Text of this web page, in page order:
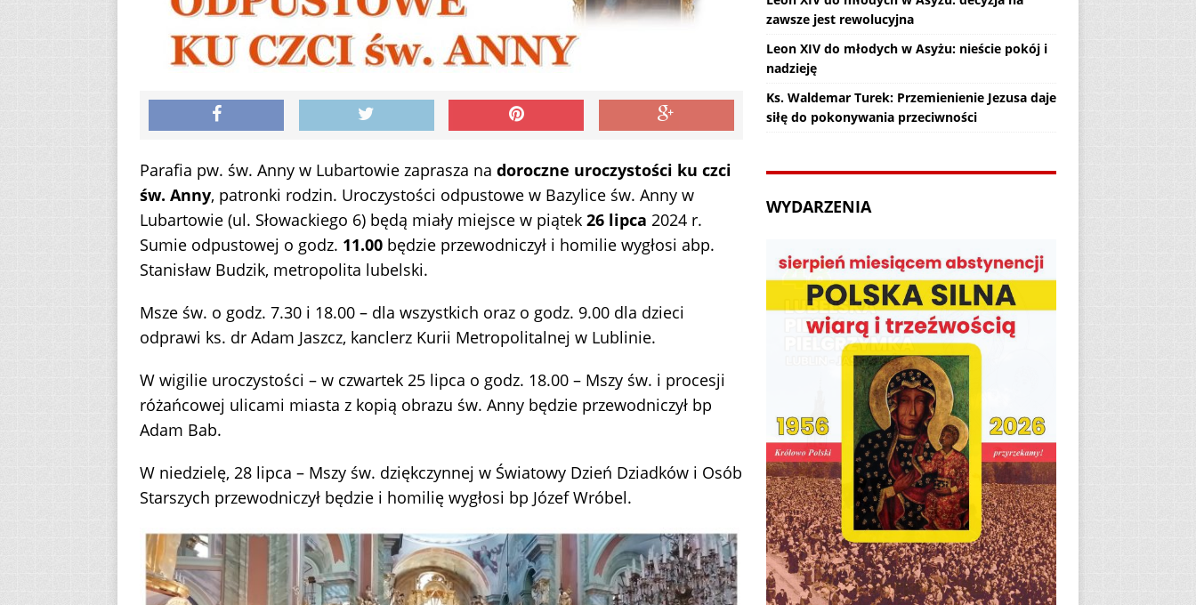
Parafia pw. św. Anny w Lubartowie zaprasza na doroczne uroczystości ku czci
św. Anny, patronki rodzin. Uroczystości odpustowe w Bazylice św. Anny w
Lubartowie (ul. Słowackiego 6) będą miały miejsce w piątek 26 lipca 2024 r.
Sumie odpustowej o godz. 11.00 będzie przewodniczył i homilie wygłosi abp.
Stanisław Budzik, metropolita lubelski.
Msze św. o godz. 7.30 i 18.00 – dla wszystkich oraz o godz. 9.00 dla dzieci
odprawi ks. dr Adam Jaszcz, kanclerz Kurii Metropolitalnej w Lublinie.
W wigilie uroczystości – w czwartek 25 lipca o godz. 18.00 – Mszy św. i procesji
różańcowej ulicami miasta z kopią obrazu św. Anny będzie przewodniczył bp
Adam Bab.
W niedzielę, 28 lipca – Mszy św. dziękczynnej w Światowy Dzień Dziadków i Osób
Starszych przewodniczył będzie i homilię wygłosi bp Józef Wróbel.
zawsze jest rewolucyjna
Leon XIV do młodych w Asyżu: nieście pokój i
nadzieję
Ks. Waldemar Turek: Przemienienie Jezusa daje
siłę do pokonywania przeciwności
WYDARZENIA